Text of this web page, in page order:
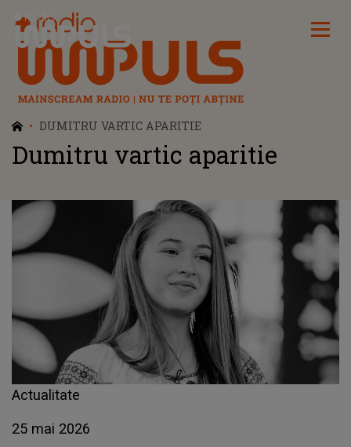
Radio Impuls
DUMITRU VARTIC APARITIE
Dumitru vartic aparitie
Actualitate
25 mai 2026